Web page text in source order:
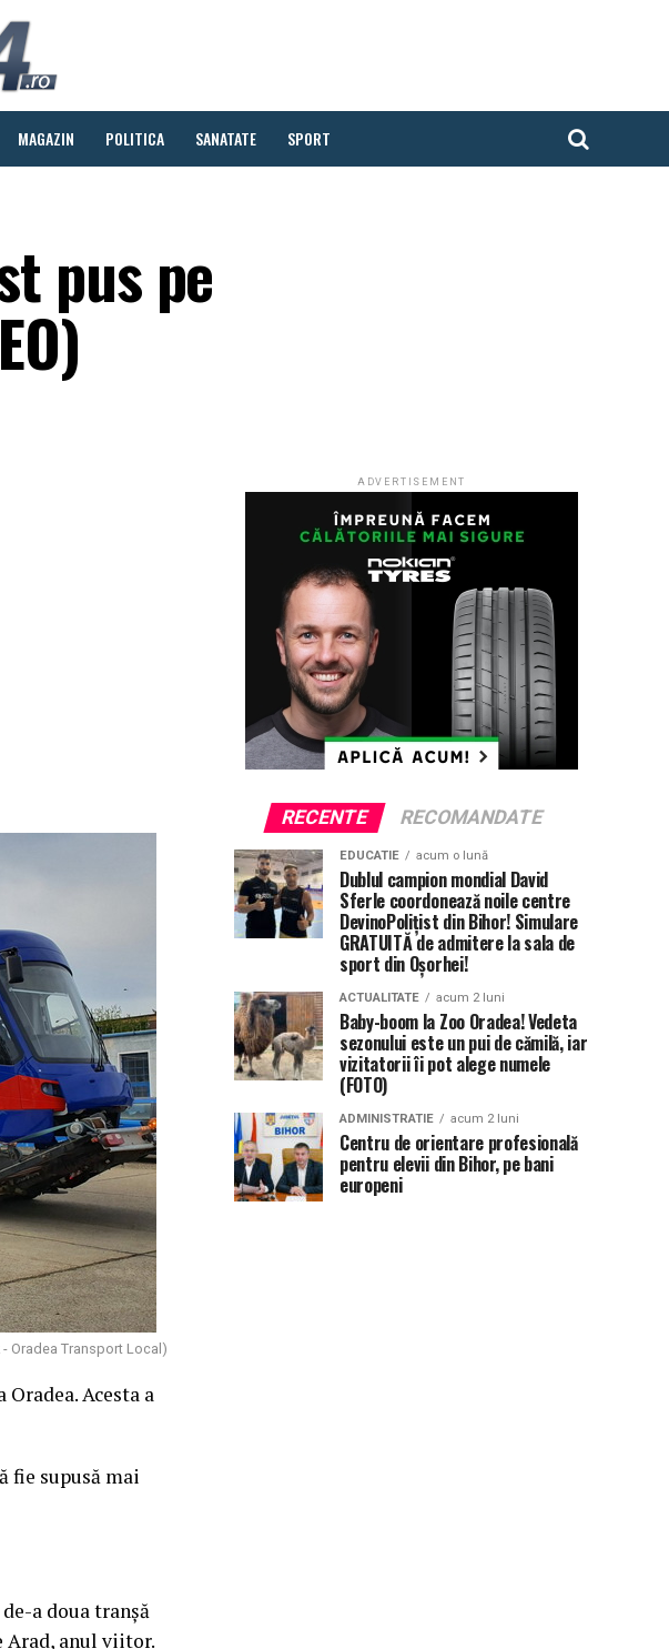
MAGAZIN POLITICA SANATATE SPORT
pus pe
Oradea Transport Local)
Acesta a
fie supusă mai
a doua tranșă
Arad, anul viitor.
ADVERTISEMENT
RECENTE RECOMANDATE
EDUCATIE acum o lună
Dublul campion mondial David
Sferle coordonează noile centre
DevinoPolițist din Bihor! Simulare
GRATUITĂ de admitere la sala de
sport din Oșorhei!
ACTUALITATE acum 2 luni
Baby-boom la Zoo Oradea! Vedeta
sezonului este un pui de cămilă, iar
vizitatorii îi pot alege numele
(FOTO)
ADMINISTRATIE acum 2 luni
Centru de orientare profesională
pentru elevii din Bihor, pe bani
europeni